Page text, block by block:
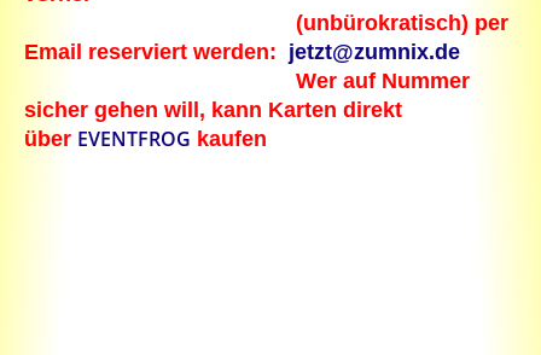
(unbürokratisch) per
Email reserviert werden: jetzt@zumnix.de
Wer auf Nummer
sicher gehen will, kann Karten direkt
über EVENTFROG kaufen